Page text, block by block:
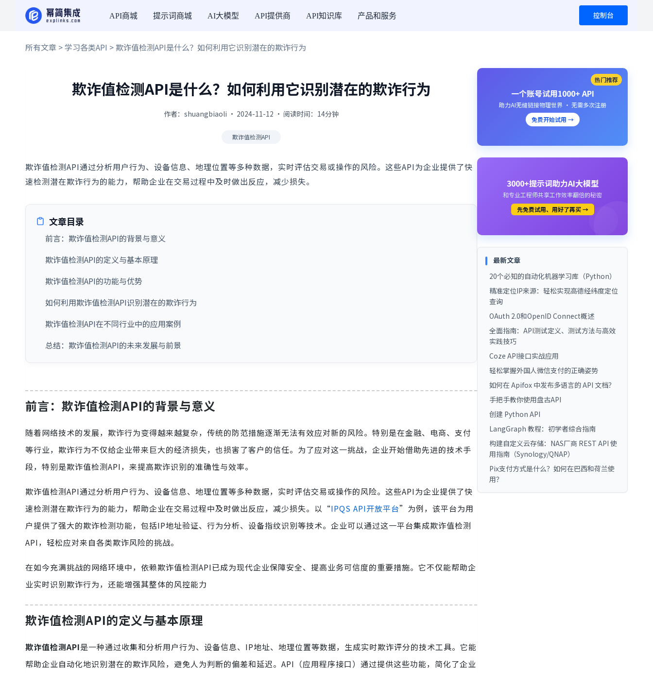
API商城 提示词商城 AI大模型 API提供商 API知识库 产品和服务 控制台
所有文章 >学习各类API > 欺诈值检测API是什么？如何利用它识别潜在的欺诈行为
欺诈值检测API是什么？如何利用它识别潜在的欺诈行为
作者：shuangbiaoli · 2024-11-12 · 阅读时间：14分钟
欺诈值检测API
欺诈值检测API通过分析用户行为、设备信息、地理位置等多种数据，实时评估交易或操作的风险。这些API为企业提供了快
速检测潜在欺诈行为的能力，帮助企业在交易过程中及时做出反应，减少损失。
文章目录
前言：欺诈值检测API的背景与意义
欺诈值检测API的定义与基本原理
欺诈值检测API的功能与优势
如何利用欺诈值检测API识别潜在的欺诈行为
欺诈值检测API在不同行业中的应用案例
总结：欺诈值检测API的未来发展与前景
前言：欺诈值检测API的背景与意义
随着网络技术的发展，欺诈行为变得越来越复杂，传统的防范措施逐渐无法有效应对新的风险。特别是在金融、电商、支付
等行业，欺诈行为不仅给企业带来巨大的经济损失，也损害了客户的信任。为了应对这一挑战，企业开始借助先进的技术手
段，特别是欺诈值检测API，来提高欺诈识别的准确性与效率。
欺诈值检测API通过分析用户行为、设备信息、地理位置等多种数据，实时评估交易或操作的风险。这些API为企业提供了快
速检测潜在欺诈行为的能力，帮助企业在交易过程中及时做出反应，减少损失。以“IPQS API开放平台”为例，该平台为用
户提供了强大的欺诈检测功能，包括IP地址验证、行为分析、设备指纹识别等技术。企业可以通过这一平台集成欺诈值检测
API，轻松应对来自各类欺诈风险的挑战。
在如今充满挑战的网络环境中，依赖欺诈值检测API已成为现代企业保障安全、提高业务可信度的重要措施。它不仅能帮助企
业实时识别欺诈行为，还能增强其整体的风控能力
欺诈值检测API的定义与基本原理
欺诈值检测API是一种通过收集和分析用户行为、设备信息、IP地址、地理位置等数据，生成实时欺诈评分的技术工具。它能
帮助企业自动化地识别潜在的欺诈风险，避免人为判断的偏差和延迟。API（应用程序接口）通过提供这些功能，简化了企业
热门推荐
一个账号试用1000+ API
助力AI无缝链接物理世界 · 无需多次注册
免费开始试用 →
3000+提示词助力AI大模型
和专业工程师共享工作效率翻倍的秘密
先免费试用、用好了再买 →
最新文章
20个必知的自动化机器学习库（Python）
精准定位IP来源：轻松实现高德经纬度定位
查询
OAuth 2.0和OpenID Connect概述
全面指南：API测试定义、测试方法与高效
实践技巧
Coze API接口实战应用
轻松掌握外国人微信支付的正确姿势
如何在 Apifox 中发布多语言的 API 文档？
手把手教你使用盘古API
创建 Python API
LangGraph 教程：初学者综合指南
构建自定义云存储：NAS厂商 REST API 使
用指南（Synology/QNAP）
Pix支付方式是什么？如何在巴西和荷兰使
用？